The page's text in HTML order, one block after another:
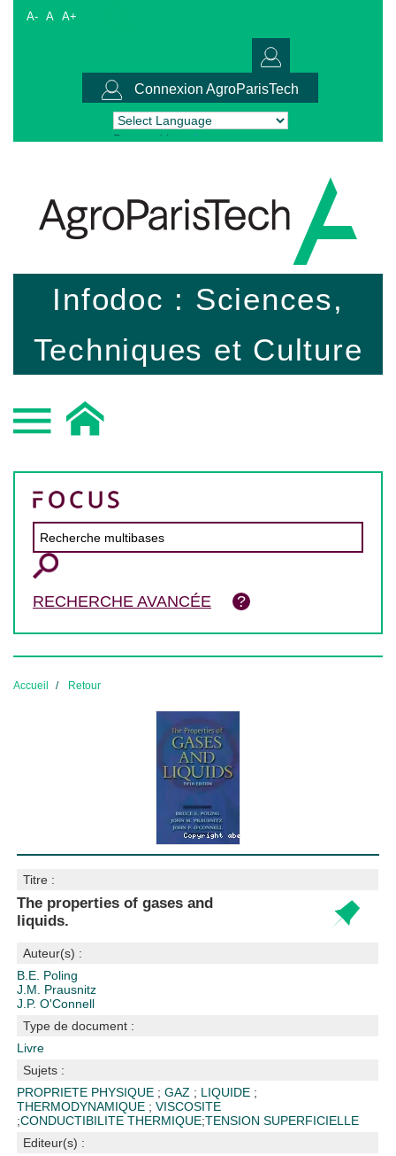
A- A A+
Connexion AgroParisTech
Powered by Translate
Infodoc : Sciences,
Techniques et Culture
RECHERCHE AVANCÉE
Accueil Retour
Titre :
The properties of gases and
liquids.
Auteur(s) :
B.E. Poling
J.M. Prausnitz
J.P. O'Connell
Type de document :
Livre
Sujets :
PROPRIETE PHYSIQUE ;GAZ ; LIQUIDE ;
THERMODYNAMIQUE ;VISCOSITE
;CONDUCTIBILITE THERMIQUE;TENSION SUPERFICIELLE
Editeur(s) :